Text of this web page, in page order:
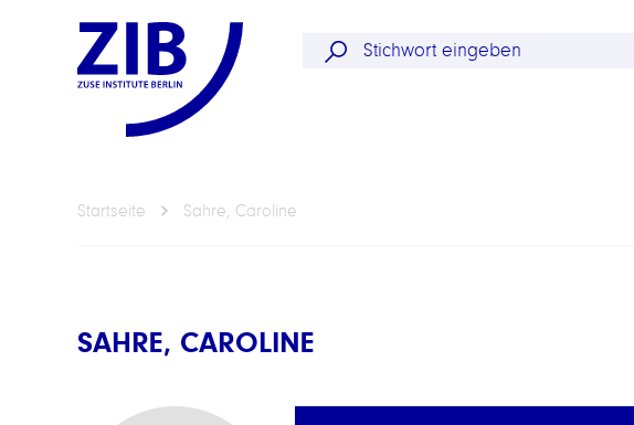
Startseite Sahre, Caroline
SAHRE, CAROLINE